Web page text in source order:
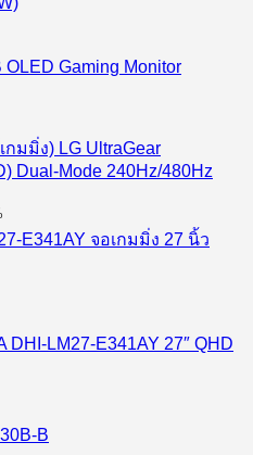
กมมิ่ง) LG UltraGear
Dual-Mode 240Hz/480Hz
LM27-E341AY 27″ QHD